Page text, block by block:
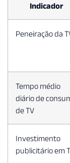
Indicador
Peneiração da
Tempo médio
diário de
de TV
Investimento
publicitário em